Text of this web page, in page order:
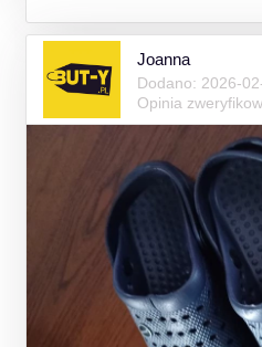
Joanna
Dodano: 2026-
Opinia